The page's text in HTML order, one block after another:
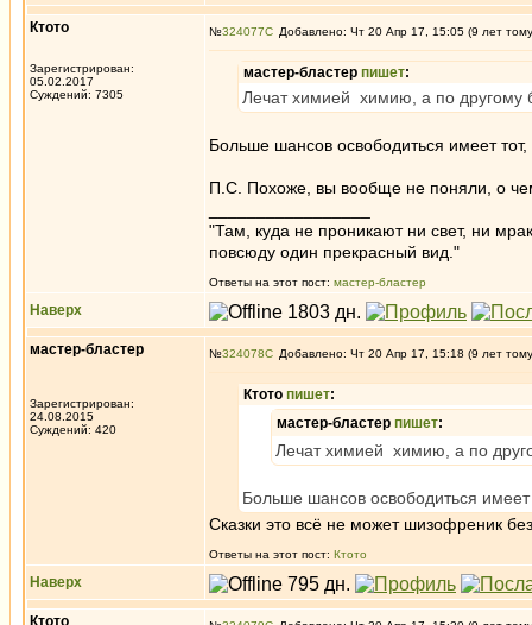
Ктото
Зарегистрирован:
05.02.2017
Суждений: 7305
№324077 Добавлено: Чт 20 Апр 17, 15:05 (9 лет
мастер-бластер пишет:
Лечат химией химию, а по другому
Больше шансов освободиться имеет
П.С. Похоже, вы вообще не поняли, о
"Там, куда не проникают ни свет, ни
повсюду один прекрасный вид."
Ответы на этот пост: мастер-бластер
Наверх
мастер-бластер
Зарегистрирован:
24.08.2015
Суждений: 420
№324078 Добавлено: Чт 20 Апр 17, 15:18 (9 лет
Ктото пишет:
мастер-бластер пишет:
Лечат химией химию, а по
Больше шансов освободиться имеет
Сказки это всё не может шизофреник
Ответы на этот пост: Ктото
Наверх
Ктото